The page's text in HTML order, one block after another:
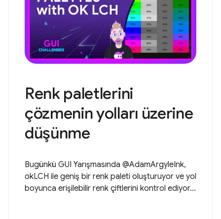
Renk paletlerini
çözmenin yolları üzerine
düşünme
Bugünkü GUI Yarışmasında @AdamArgyleInk,
okLCH ile geniş bir renk paleti oluşturuyor ve yol
boyunca erişilebilir renk çiftlerini kontrol ediyor...